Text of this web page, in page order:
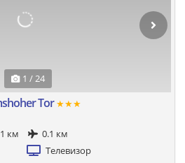
1 / 24
Tor★★★
км
0.1 км
Телевизор